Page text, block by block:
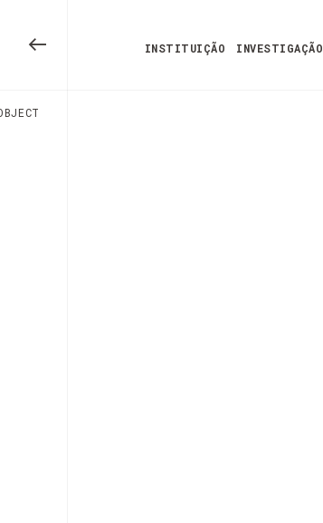
INSTITUIÇÃO INVESTIGAÇÃO